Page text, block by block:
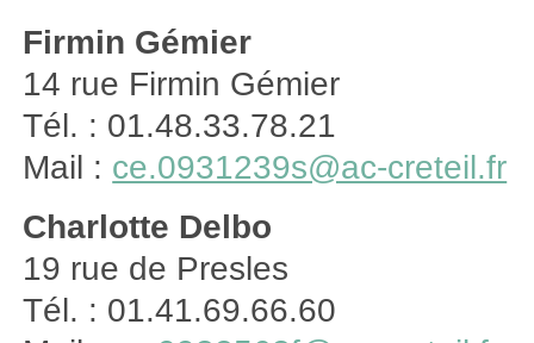
Firmin Gémier
14 rue Firmin Gémier
Tél. : 01.48.33.78.21
Mail : ce.0931239s@ac-creteil.fr
Charlotte Delbo
19 rue de Presles
Tél. : 01.41.69.66.60